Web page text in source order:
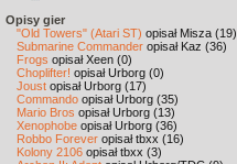
Opisy gier
"Old Towers" (Atari ST) opisał Misza (19)
Submarine Commander opisał Kaz (36)
Frogs opisał Xeen (0)
Choplifter! opisał Urborg (0)
Joust opisał Urborg (17)
Commando opisał Urborg (35)
Mario Bros opisał Urborg (13)
Xenophobe opisał Urborg (36)
Robbo Forever opisał tbxx (16)
Kolony 2106 opisał tbxx (3)